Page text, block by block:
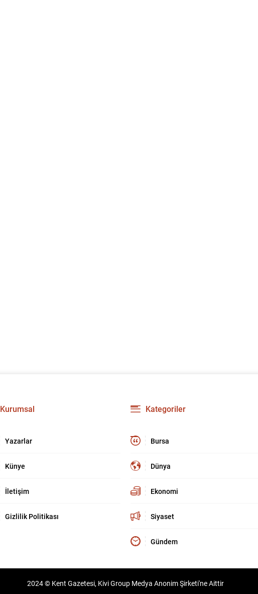
Kurumsal
Yazarlar
Künye
İletişim
Gizlilik Politikası
Kategoriler
Bursa
Dünya
Ekonomi
Siyaset
Gündem
2024 © Kent Gazetesi, Kivi Group Medya Anonim Şirketi'ne Aittir